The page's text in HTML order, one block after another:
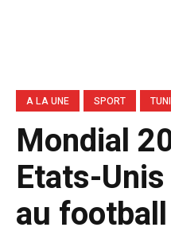
A LA UNE SPORT
Mondial
Etats-
au football